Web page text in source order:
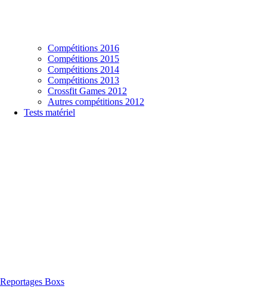
Compétitions 2016
Compétitions 2015
Compétitions 2014
Compétitions 2013
Crossfit Games 2012
Autres compétitions 2012
Tests matériel
Reportages Boxs